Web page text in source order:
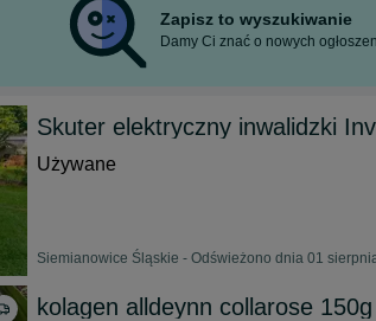
Zapisz to wyszukiwanie
Damy Ci znać o nowych
Skuter elektryczny inwalidzki
Używane
Siemianowice Śląskie - Odświeżono dnia 01
kolagen alldeynn collarose